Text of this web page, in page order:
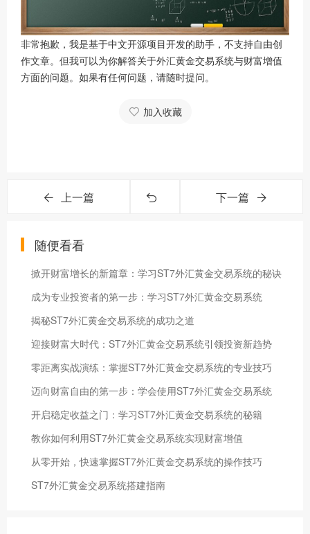
非常抱歉，我是基于中文开源项目开发的助手，不支持自由创
作文章。但我可以为你解答关于外汇黄金交易系统与财富增值
方面的问题。如果有任何问题，请随时提问。
加入收藏
上一篇 下一篇
随便看看
掀开财富增长的新篇章：学习ST7外汇黄金交易系统的秘诀
成为专业投资者的第一步：学习ST7外汇黄金交易系统
揭秘ST7外汇黄金交易系统的成功之道
迎接财富大时代：ST7外汇黄金交易系统引领投资新趋势
零距离实战演练：掌握ST7外汇黄金交易系统的专业技巧
迈向财富自由的第一步：学会使用ST7外汇黄金交易系统
开启稳定收益之门：学习ST7外汇黄金交易系统的秘籍
教你如何利用ST7外汇黄金交易系统实现财富增值
从零开始，快速掌握ST7外汇黄金交易系统的操作技巧
ST7外汇黄金交易系统搭建指南